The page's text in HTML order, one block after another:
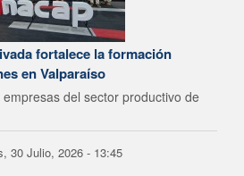
fortalece la formación
en Valparaíso
del sector productivo de
30 Julio, 2026 - 13:45